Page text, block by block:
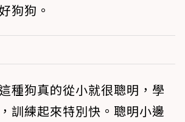
狗狗。
種狗真的從小就很聰明，學
訓練起來特別快。聰明小邊